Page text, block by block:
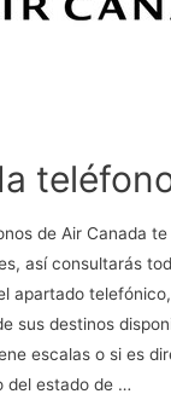
de Air Canada
así consultarás
apartado
sus destinos
escalas o si es
del estado de …